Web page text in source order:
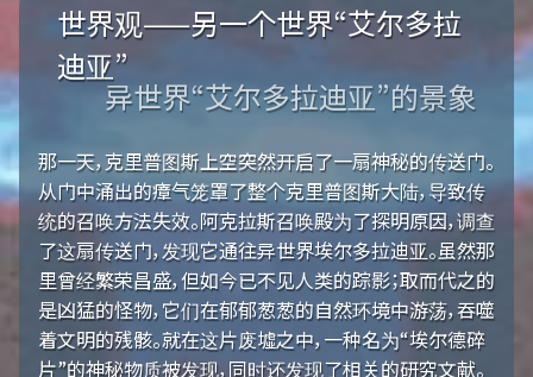
世界观——另一个世界“艾尔多拉
迪亚”
异世界“艾尔多拉迪亚”的景象
那一天，克里普图斯上空突然开启了一扇神秘的传送门。
从门中涌出的瘴气笼罩了整个克里普图斯大陆，导致传
统的召唤方法失效。阿克拉斯召唤殿为了探明原因，调查
了这扇传送门，发现它通往异世界埃尔多拉迪亚。虽然那
里曾经繁荣昌盛，但如今已不见人类的踪影；取而代之的
是凶猛的怪物，它们在郁郁葱葱的自然环境中游荡，吞噬
着文明的残骸。就在这片废墟之中，一种名为“埃尔德碎
片”的神秘物质被发现，同时还发现了相关的研究文献。